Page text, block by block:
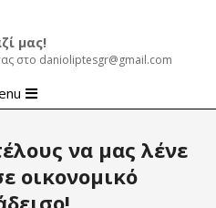
μας!
στο danioliptesgr@gmail.com
να μας λένε
οικονομικό